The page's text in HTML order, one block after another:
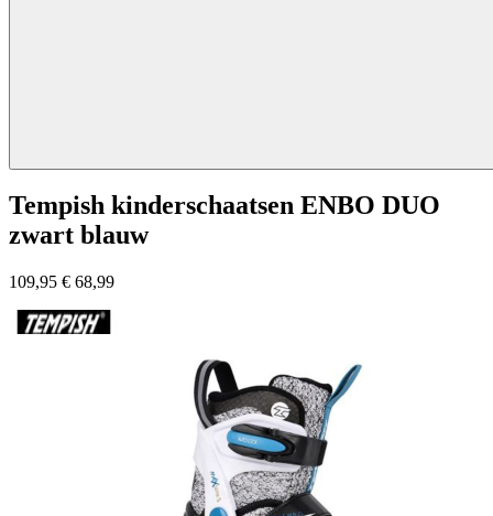
Tempish kinderschaatsen ENBO DUO
zwart blauw
109,95 € 68,99